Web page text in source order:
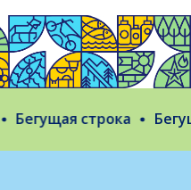
Бегущая строка